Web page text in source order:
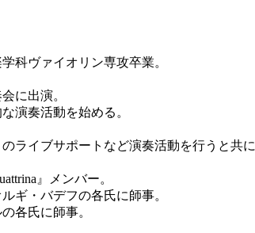
科ヴァイオリン専攻卒業。
に出演。
演奏活動を始める。
ライブサポートなど演奏活動を行うと共に
』メンバー。
ギ・バデフの各氏に師事。
各氏に師事。